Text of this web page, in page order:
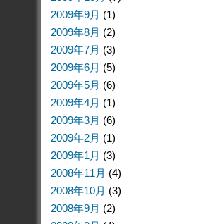
2009年9月 (1)
2009年8月 (2)
2009年7月 (3)
2009年6月 (5)
2009年5月 (6)
2009年4月 (1)
2009年3月 (6)
2009年2月 (1)
2009年1月 (3)
2008年11月 (4)
2008年10月 (3)
2008年9月 (2)